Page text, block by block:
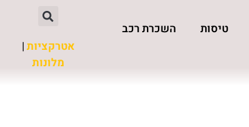
טיסות
השכרת רכב
אטרקציות|
מלונות